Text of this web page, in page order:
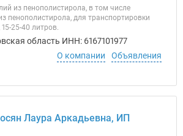
из пенополистирола, в том числе
пенополистирола, для транспортировки
25-40 литров.
область ИНН: 6167101977
О компании
Объявления
Лаура Аркадьевна, ИП